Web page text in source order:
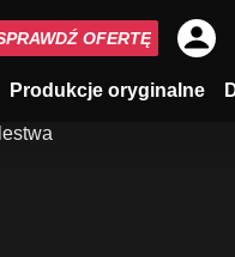
Produkcje oryginalne
OFERTĘ